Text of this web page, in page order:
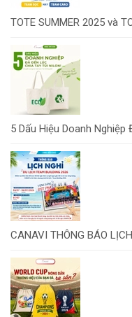
TOTE SUMMER 2025 và
5 Dấu Hiệu Doanh Nghiệp
CANAVI THÔNG BÁO